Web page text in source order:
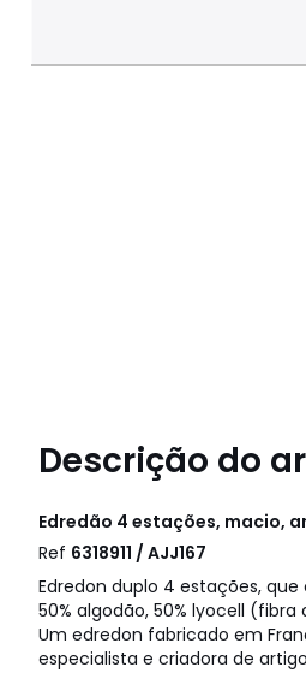
Descrição do
Edredão 4 estações, macio,
Ref 6318911 / AJJ167
Edredon duplo 4 estações,
50% algodão, 50% lyocell
Um edredon fabricado em
especialista e criadora de